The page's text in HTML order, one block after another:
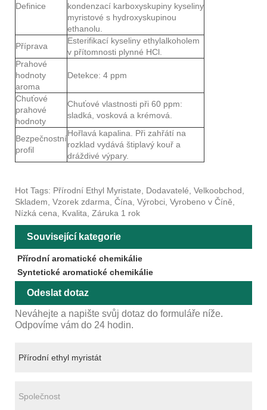
Definice
kondenzací karboxyskupiny kyseliny
myristové s hydroxyskupinou
ethanolu.
Příprava
Esterifikací kyseliny ethylalkoholem
v přítomnosti plynné HCl.
Prahové
hodnoty
aroma
Detekce: 4 ppm
Chuťové
prahové
hodnoty
Chuťové vlastnosti při 60 ppm:
sladká, vosková a krémová.
Bezpečnostní
profil
Hořlavá kapalina. Při zahřátí na
rozklad vydává štiplavý kouř a
dráždivé výpary.
Hot Tags: Přírodní Ethyl Myristate, Dodavatelé, Velkoobchod,
Skladem, Vzorek zdarma, Čína, Výrobci, Vyrobeno v Číně,
Nízká cena, Kvalita, Záruka 1 rok
Související kategorie
Přírodní aromatické chemikálie
Syntetické aromatické chemikálie
Odeslat dotaz
Neváhejte a napište svůj dotaz do formuláře níže.
Odpovíme vám do 24 hodin.